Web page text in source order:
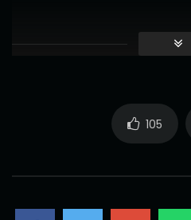
105